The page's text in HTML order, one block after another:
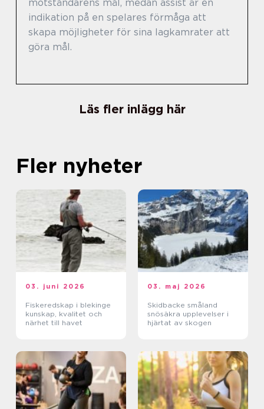
motståndarens mål, medan assist är en
indikation på en spelares förmåga att
skapa möjligheter för sina lagkamrater att
göra mål.
Läs fler inlägg här
Fler nyheter
03. juni 2026
Fiskeredskap i blekinge
kunskap, kvalitet och
närhet till havet
03. maj 2026
Skidbacke småland
snösäkra upplevelser i
hjärtat av skogen